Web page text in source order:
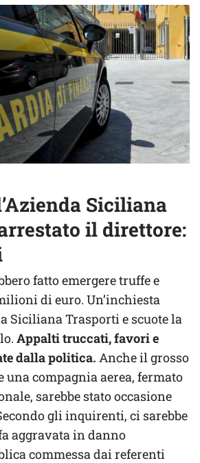
Siciliana
il direttore:
fatto emergere truffe e
di euro. Un’inchiesta
Siciliana Trasporti e scuote la
Appalti truccati, favori e
dalla politica. Anche il grosso
una compagnia aerea, fermato
sarebbe stato occasione
gli inquirenti, ci sarebbe
aggravata in danno
commessa dai referenti